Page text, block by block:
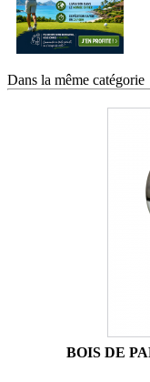
Dans la même catégorie
BOIS DE